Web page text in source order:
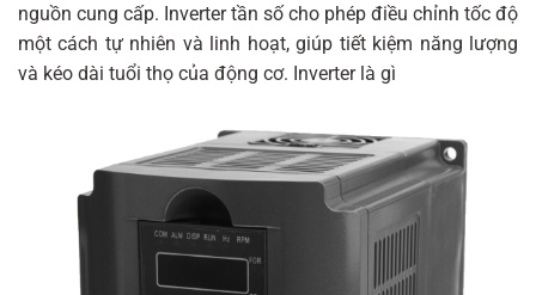
nguồn cung cấp. Inverter tần số cho phép điều chỉnh tốc độ
một cách tự nhiên và linh hoạt, giúp tiết kiệm năng lượng
và kéo dài tuổi thọ của động cơ. Inverter là gì